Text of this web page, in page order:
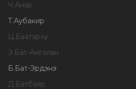
Ч.Анар
Т.Аубакир
Ц.Баатархүү
Э.Бат-Амгалан
Б.Бат-Эрдэнэ
Д.Батбаяр